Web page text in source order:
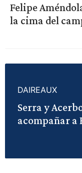
Felipe
la cima del
DAIREAUX
Serra y
acompañar